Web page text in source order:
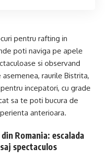
pentru rafting in
poti naviga pe apele
si observand
raurile Bistrita,
incepatori, cu grade
sa te poti bucura de
anterioara.
Romania: escalada
spectaculos